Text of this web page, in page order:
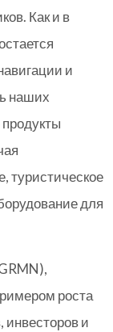
Как и в
и
наших
туристическое
для
роста
инвесторов и